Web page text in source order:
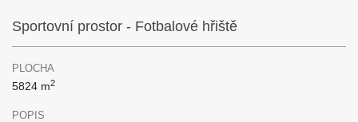
Sportovní prostor - Fotbalové hřiště
PLOCHA
5824 m2
POPIS